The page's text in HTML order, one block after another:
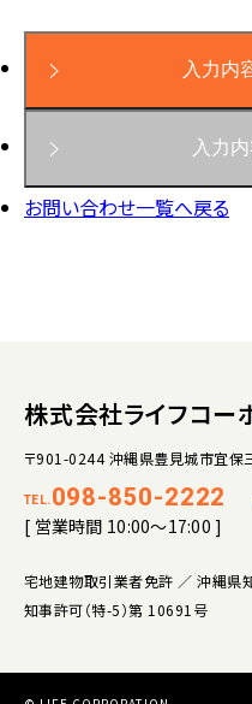
お問い合わせ一覧へ戻る
株式会社ライフコー
〒901-0244 沖縄県豊見城市宜保
TEL. 098-850-2222
[ 営業時間 10:00～17:00 ]
宅地建物取引業者免許 ／ 沖縄県
知事許可（特-5）第 10691号